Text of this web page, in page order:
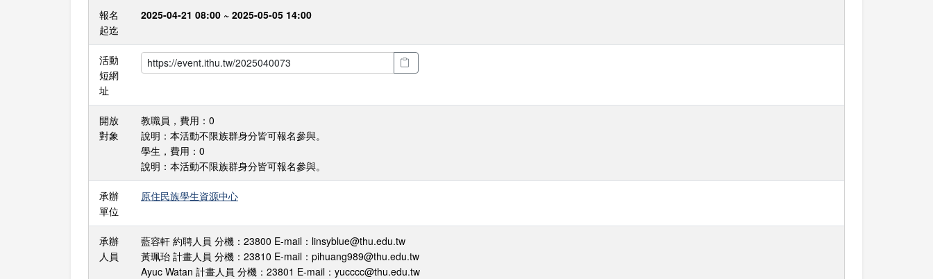
報名
起迄
2025-04-21 08:00 ~ 2025-05-05 14:00
活動
短網
址
開放
對象
教職員，費用：0
說明：本活動不限族群身分皆可報名參與。
學生，費用：0
說明：本活動不限族群身分皆可報名參與。
承辦
單位
原住民族學生資源中心
承辦
人員
藍容軒 約聘人員 分機：23800 E-mail：linsyblue@thu.edu.tw
黃珮珆 計畫人員 分機：23810 E-mail：pihuang989@thu.edu.tw
Ayuc Watan 計畫人員 分機：23801 E-mail：yucccc@thu.edu.tw